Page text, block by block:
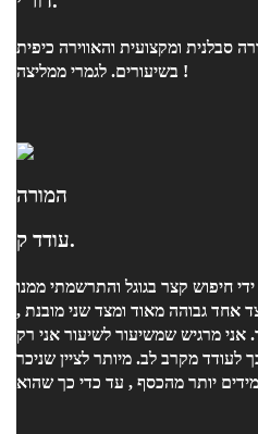
סבלנית ומקצועית והאווירה כיפית
בשיעורים. לגמרי ממליצה !
המורה
עודד ק.
חיפוש קצר בגוגל והתרשמתי ממנו
אחד גבוהה מאוד ומצד שני מובנת ,
מרגיש שמשיעור לשיעור אני רק
לעודד מקרב לב. מיותר לציין שניכר
יותר מהכסף , עד כדי כך שהוא